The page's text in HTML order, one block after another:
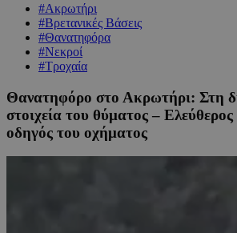
#Ακρωτήρι
#Βρετανικές Βάσεις
#Θανατηφόρα
#Νεκροί
#Τροχαία
Θανατηφόρο στο Ακρωτήρι: Στη
στοιχεία του θύματος –
οδηγός του οχήματος